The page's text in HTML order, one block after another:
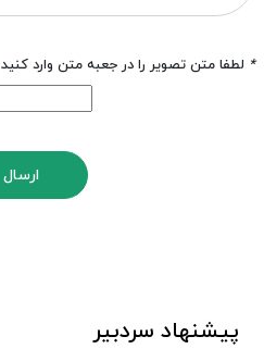
* لطفا متن تصویر را در جعبه متن وارد کنید
ارسال
پیشنهاد سردبیر